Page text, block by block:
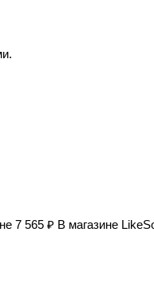
7 565 ₽ В магазине